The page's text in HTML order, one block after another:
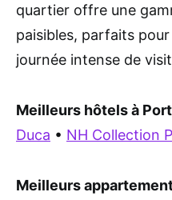
quartier offre une
paisibles, parfaits
journée intense de
Meilleurs hôtels à
Duca • NH Collection
Meilleurs